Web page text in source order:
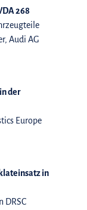
268
Audi AG
der
Europe
in
DRSC